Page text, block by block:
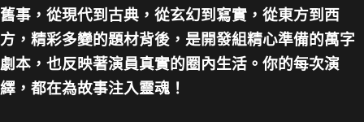
舊事，從現代到古典，從玄幻到寫實，從東方到西
方，精彩多變的題材背後，是開發組精心準備的萬字
劇本，也反映著演員真實的圈內生活。你的每次演
繹，都在為故事注入靈魂！